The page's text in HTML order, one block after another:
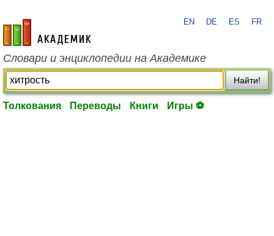
academic.ru
EN DE ES FR
Словари и энциклопедии на Академике
Найти!
Толкования Переводы Книги Игры ⚽